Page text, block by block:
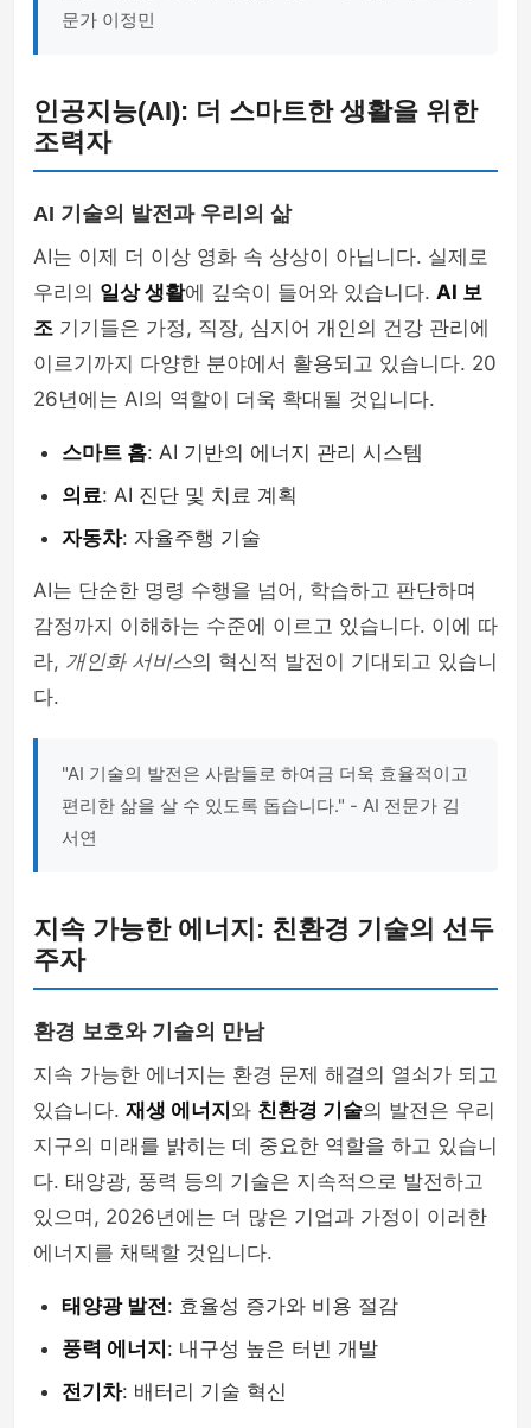
문가 이정민
인공지능(AI): 더 스마트한 생활을 위한
조력자
AI 기술의 발전과 우리의 삶
AI는 이제 더 이상 영화 속 상상이 아닙니다. 실제로
우리의 일상 생활에 깊숙이 들어와 있습니다. AI 보
조 기기들은 가정, 직장, 심지어 개인의 건강 관리에
이르기까지 다양한 분야에서 활용되고 있습니다. 20
26년에는 AI의 역할이 더욱 확대될 것입니다.
스마트 홈: AI 기반의 에너지 관리 시스템
의료: AI 진단 및 치료 계획
자동차: 자율주행 기술
AI는 단순한 명령 수행을 넘어, 학습하고 판단하며
감정까지 이해하는 수준에 이르고 있습니다. 이에 따
라, 개인화 서비스의 혁신적 발전이 기대되고 있습니
다.
"AI 기술의 발전은 사람들로 하여금 더욱 효율적이고
편리한 삶을 살 수 있도록 돕습니다." - AI 전문가 김
서연
지속 가능한 에너지: 친환경 기술의 선두
주자
환경 보호와 기술의 만남
지속 가능한 에너지는 환경 문제 해결의 열쇠가 되고
있습니다. 재생 에너지 와 친환경 기술의 발전은 우리
지구의 미래를 밝히는 데 중요한 역할을 하고 있습니
다. 태양광, 풍력 등의 기술은 지속적으로 발전하고
있으며, 2026년에는 더 많은 기업과 가정이 이러한
에너지를 채택할 것입니다.
태양광 발전: 효율성 증가와 비용 절감
풍력 에너지 : 내구성 높은 터빈 개발
전기차: 배터리 기술 혁신